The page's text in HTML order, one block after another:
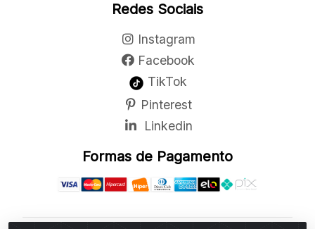
Redes Sociais
Instagram
Facebook
TikTok
Pinterest
Linkedin
Formas de Pagamento